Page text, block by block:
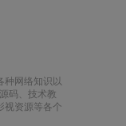
种网络知识以
码、技术教
视资源等各个